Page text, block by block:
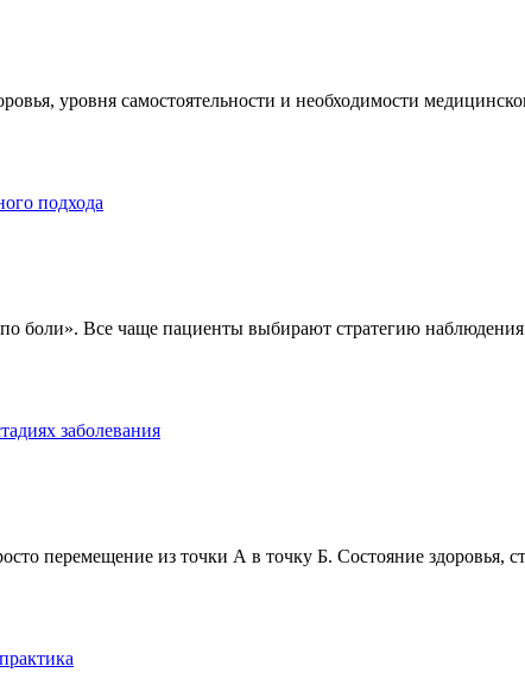
уровня самостоятельности и необходимости
подхода
боли». Все чаще пациенты выбирают стратегию
заболевания
перемещение из точки А в точку Б. Состояние здоровья,